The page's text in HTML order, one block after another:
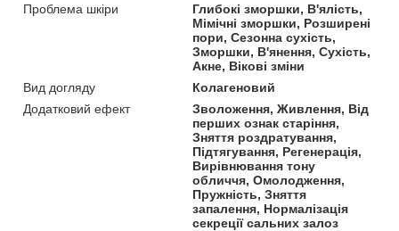
Проблема шкіри
Глибокі зморшки, В'ялість,
Мімічні зморшки, Розширені
пори, Сезонна сухість,
Зморшки, В'янення, Сухість,
Акне, Вікові зміни
Вид догляду
Колагеновий
Додатковий ефект
Зволоження, Живлення, Від
перших ознак старіння,
Зняття роздратування,
Підтягування, Регенерація,
Вирівнювання тону
обличчя, Омолодження,
Пружність, Зняття
запалення, Нормалізація
секреції сальних залоз